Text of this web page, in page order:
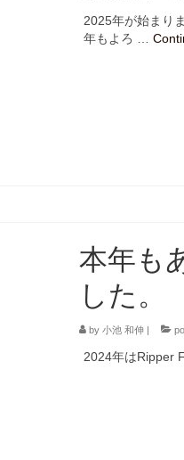
2025年が始まり
年もよろ …
本年も
した。
by 小池 和伸|
2024年はRipper